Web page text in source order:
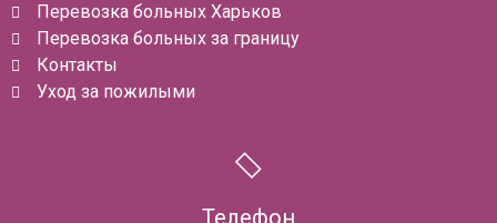
Перевозка больных Харьков
Перевозка больных за границу
Контакты
Уход за пожилыми